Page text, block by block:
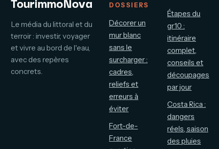
Le média du littoral et du
terroir : investir, voyager
et vivre au bord de l'eau,
avec des repères
concrets.
DOSSIERS
Décorer un
mur blanc
sans le
surcharger :
cadres,
reliefs et
erreurs à
éviter
Fort-de-
France
Étapes du
gr10 :
itinéraire
complet,
conseils et
découpages
par jour
Costa Rica :
dangers
réels, saison
des pluies